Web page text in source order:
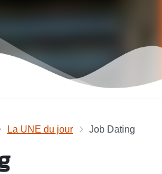
La UNE du jour Job Dating